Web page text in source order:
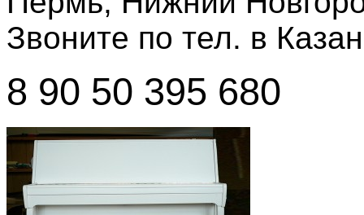
Звоните по тел. в
8 90 50 395 680